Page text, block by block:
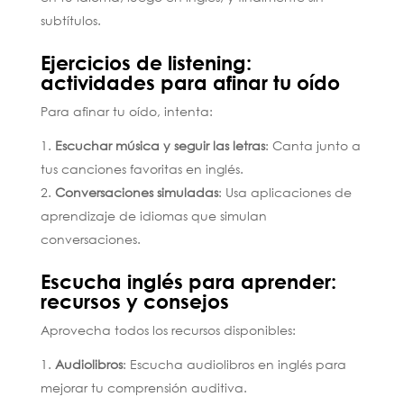
subtítulos.
Ejercicios de listening:
actividades para afinar tu oído
Para afinar tu oído, intenta:
Escuchar música y seguir las letras: Canta junto a
tus canciones favoritas en inglés.
Conversaciones simuladas: Usa aplicaciones de
aprendizaje de idiomas que simulan
conversaciones.
Escucha inglés para aprender:
recursos y consejos
Aprovecha todos los recursos disponibles:
Audiolibros: Escucha audiolibros en inglés para
mejorar tu comprensión auditiva.